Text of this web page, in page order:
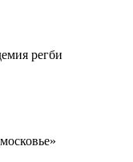
регби